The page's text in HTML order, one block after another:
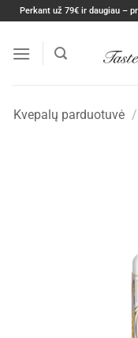
Skip
content
Perkant už 79€ ir daugiau –
Kvepalų parduotuvė /